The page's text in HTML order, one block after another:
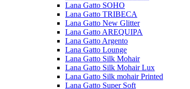
Lana Gatto SOHO
Lana Gatto TRIBECA
Lana Gatto New Glitter
Lana Gatto AREQUIPA
Lana Gatto Argento
Lana Gatto Lounge
Lana Gatto Silk Mohair
Lana Gatto Silk Mohair Lux
Lana Gatto Silk mohair Printed
Lana Gatto Super Soft